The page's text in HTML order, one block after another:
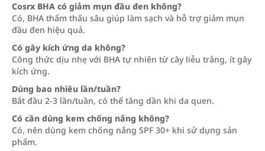
Cosrx BHA có giảm mụn đầu đen không?
Có, BHA thẩm thấu sâu giúp làm sạch và hỗ trợ giảm mụn
đầu đen hiệu quả.
Có gây kích ứng da không?
Công thức dịu nhẹ với BHA tự nhiên từ cây liễu trắng, ít gây
kích ứng.
Dùng bao nhiêu lần/tuần?
Bắt đầu 2-3 lần/tuần, có thể tăng dần khi da quen.
Có cần dùng kem chống nắng không?
Có, nên dùng kem chống nắng SPF 30+ khi sử dụng sản
phẩm.